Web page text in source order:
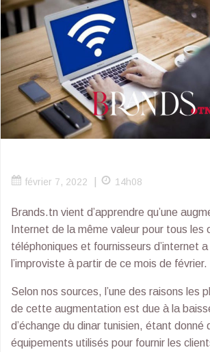
février 7, 2022 14h08
Brands.tn vient d’apprendre qu’une
Internet de la même valeur pour tous les
téléphoniques et fournisseurs d’internet
l’improviste à partir de ce mois de février.
Selon nos sources, l’une des raisons les
de cette augmentation est due à la
d’échange du dinar tunisien, étant donné
équipements utilisés pour fournir les